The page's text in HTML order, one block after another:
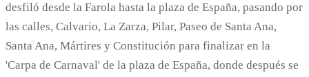
desfiló desde la Farola hasta la plaza de España, pasando por
las calles, Calvario, La Zarza, Pilar, Paseo de Santa Ana,
Santa Ana, Mártires y Constitución para finalizar en la
'Carpa de Carnaval' de la plaza de España, donde después se